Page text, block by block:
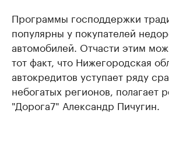
Программы господдержки
популярны у покупателей
автомобилей. Отчасти этим
тот факт, что Нижегородская
автокредитов уступает ряду
небогатых регионов, полагает
"Дорога7" Александр Пичугин.